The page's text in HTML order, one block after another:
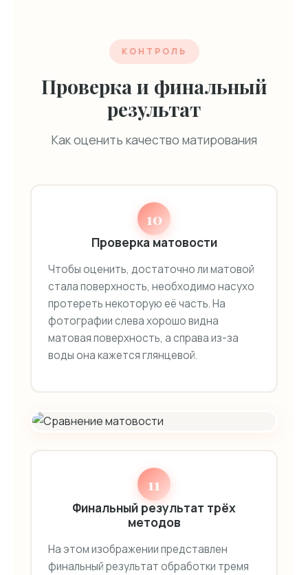
КОНТРОЛЬ
Проверка и финальный
результат
Как оценить качество матирования
10
Проверка матовости
Чтобы оценить, достаточно ли матовой
стала поверхность, необходимо насухо
протереть некоторую её часть. На
фотографии слева хорошо видна
матовая поверхность, а справа из-за
воды она кажется глянцевой.
11
Финальный результат трёх
методов
На этом изображении представлен
финальный результат обработки тремя